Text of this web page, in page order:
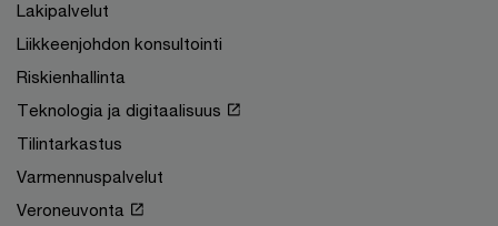
Lakipalvelut
Liikkeenjohdon konsultointi
Riskienhallinta
Teknologia ja digitaalisuus
Tilintarkastus
Varmennuspalvelut
Veroneuvonta